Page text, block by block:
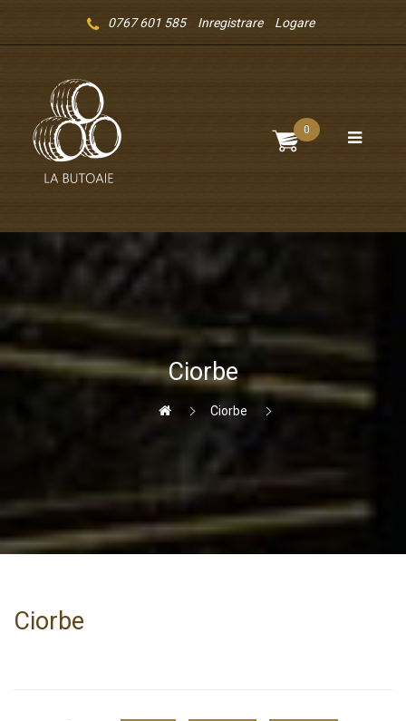
0767 601 585 Inregistrare Logare
0
Ciorbe
Ciorbe
Ciorbe